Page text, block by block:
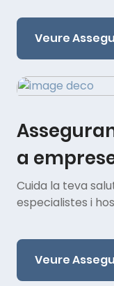
Veure
a
Cuida la teva
especialistes i
Veure